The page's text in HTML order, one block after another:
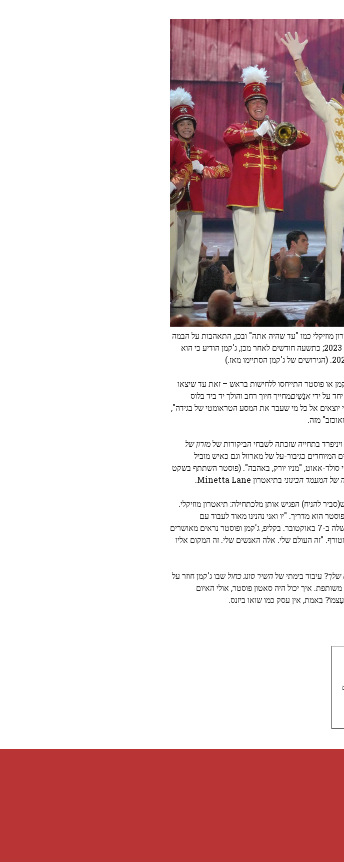
מוזיקלי כמו "עד שהיה אתה" ובכן, התאהבות על הבמה
נסגר בינואר 2023; כתשעה חודשים לאחר מכן, ג'קמן הודיע ​​כי הוא
או פוסטר התייחסו ללחישות בראש – זאת עד שיצאו
על ידיאֲנָשִׁיםמחייך חיוך רחב והולך יד ביד בלוס
מג'קמן במאי 2025. "לבי וחמלתי יוצאים אל כל מי שעבר את המסע הטראומטי של בגידה",
מזה.
בתחייה שזכתה לשבחי הביקורות שלמזרון של
כגיבור-על של מארוול וגם כאיש מוביל
סולד-אאוט, "מניו יורק, באהבה". (פוסטר השתתף בשקט
של המעמד הבינוני בתיאטרון Minetta Lane.
להניח) הפגיש אותן מלכתחילה: תיאטרון מוזיקלי.
הוא מדריך. "יו ואני נהנינו מאוד לעבוד עם
הסטודנטים המוכשרים באוניברסיטת בול סטייט בשבוע שעבר!", היא כתבה בחשבון האינסטגרם שלה ב-7 באוקטובר. בקליפ, ג'קמן ופוסטר נראים מאושרים
"זה העולם שלי. אלה האנשים שלי. זה המקום אליו
שלך? עיבוד בימתי שלהשיר סונג כחול שבו ג'קמן חוזר על
איך יכול היה סאטון פוסטר, אולי האיום
עַצמוֹ? באמת, אין עסק כמו שואו ביזנס.